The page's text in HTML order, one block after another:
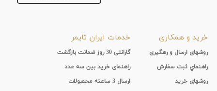
خرید و همکاری
روشهای ارسال و رهگیری
راهنماي ثبت سفارش
روشهای خرید
خدمات ایران تایمر
گارانتی 30 روز ضمانت بازگشت
راهنمای خرید بین سه عدد
ارسال 3 ساعته محصولات